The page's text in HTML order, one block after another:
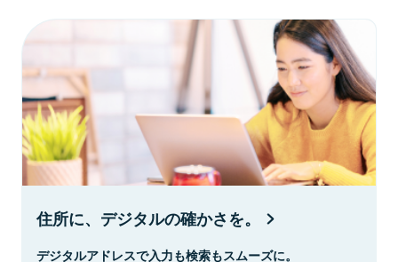
住所に、デジタルの確かさを。
デジタルアドレスで入力も検索もスムーズに。